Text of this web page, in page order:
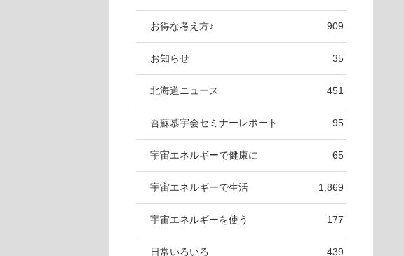
お得な考え方♪ 909
お知らせ 35
北海道ニュース 451
吾蘇慕宇会セミナーレポート 95
宇宙エネルギーで健康に 65
宇宙エネルギーで生活 1,869
宇宙エネルギーを使う 177
日常いろいろ 439